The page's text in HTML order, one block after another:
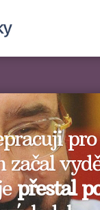
začal
přestal